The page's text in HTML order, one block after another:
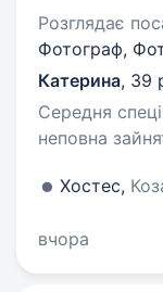
Розглядає
Фотограф,
Катерина, 39
Середня
неповна
Хостес,
вчора